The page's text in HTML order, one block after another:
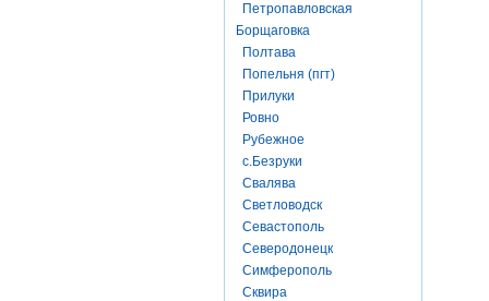
Петропавловская
Борщаговка
Полтава
Попельня (пгт)
Прилуки
Ровно
Рубежное
с.Безруки
Свалява
Светловодск
Севастополь
Северодонецк
Симферополь
Сквира